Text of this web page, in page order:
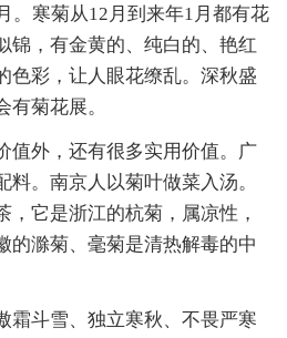
。寒菊从12月到来年1月都有花
锦，有金黄的、纯白的、艳红
色彩，让人眼花缭乱。深秋盛
有菊花展。
值外，还有很多实用价值。广
料。南京人以菊叶做菜入汤。
，它是浙江的杭菊，属凉性，
的滁菊、毫菊是清热解毒的中
霜斗雪、独立寒秋、不畏严寒